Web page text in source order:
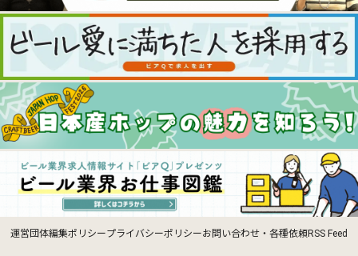
運営団体編集ポリシープライバシーポリシーお問い合わせ・各種依頼RSS Feed